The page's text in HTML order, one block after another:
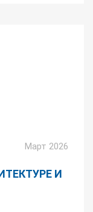
Март 2026
И